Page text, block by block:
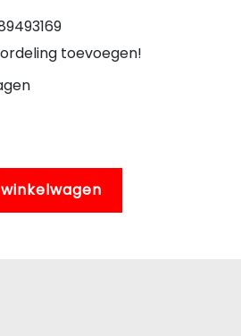
toevoegen!